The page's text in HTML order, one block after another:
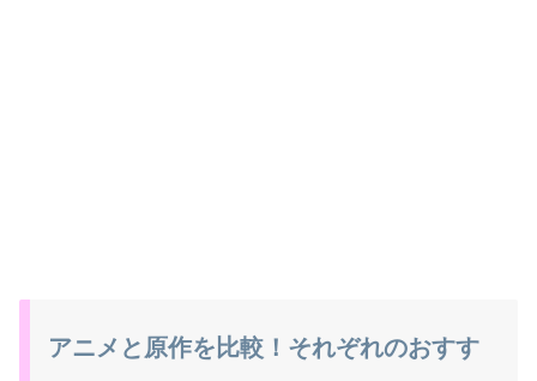
アニメと原作を比較！それぞれのおすす